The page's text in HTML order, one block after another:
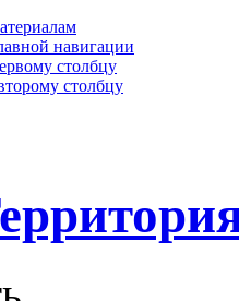
навигации
столбцу
столбцу